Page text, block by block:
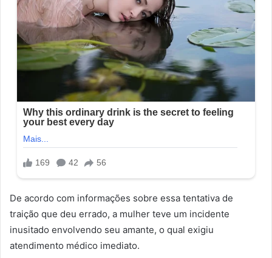
De acordo com informações sobre essa tentativa de
traição que deu errado, a mulher teve um incidente
inusitado envolvendo seu amante, o qual exigiu
atendimento médico imediato.